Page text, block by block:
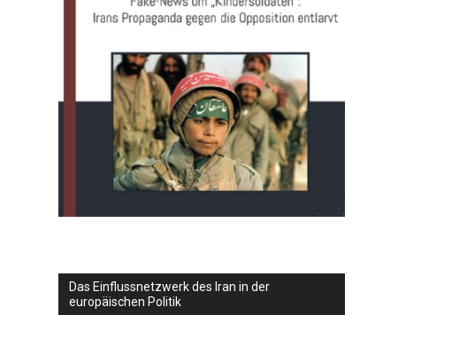
Das Einflussnetzwerk des Iran in der
europäischen Politik